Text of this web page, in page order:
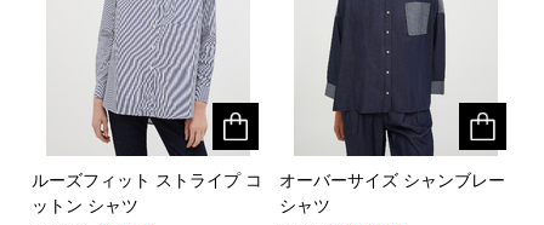
ルーズフィット ストライプ コ
ットン シャツ
ルーズフィット ストライプ コ
ットン シャツ
オーバーサイズ シャンブレー
シャツ
オーバーサイズ シャンブレー
シャツ